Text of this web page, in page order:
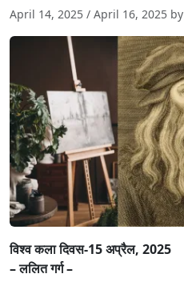
April 14, 2025 / April 16, 2025 by
विश्व कला दिवस-15 अप्रैल, 2025
– ललित गर्ग –